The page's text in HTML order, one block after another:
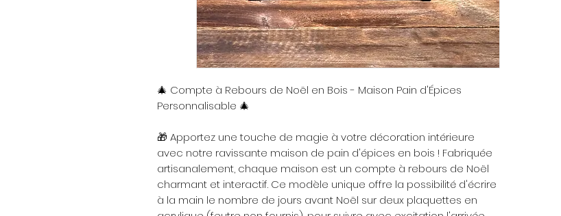
🎄 Compte à Rebours de Noël en Bois - Maison Pain d'Épices
Personnalisable 🎄
🎁 Apportez une touche de magie à votre décoration intérieure
avec notre ravissante maison de pain d'épices en bois ! Fabriquée
artisanalement, chaque maison est un compte à rebours de Noël
charmant et interactif. Ce modèle unique offre la possibilité d'écrire
à la main le nombre de jours avant Noël sur deux plaquettes en